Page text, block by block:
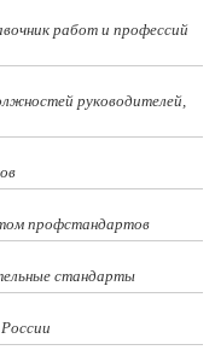
работ и профессий
руководителей,
профстандартов
стандарты